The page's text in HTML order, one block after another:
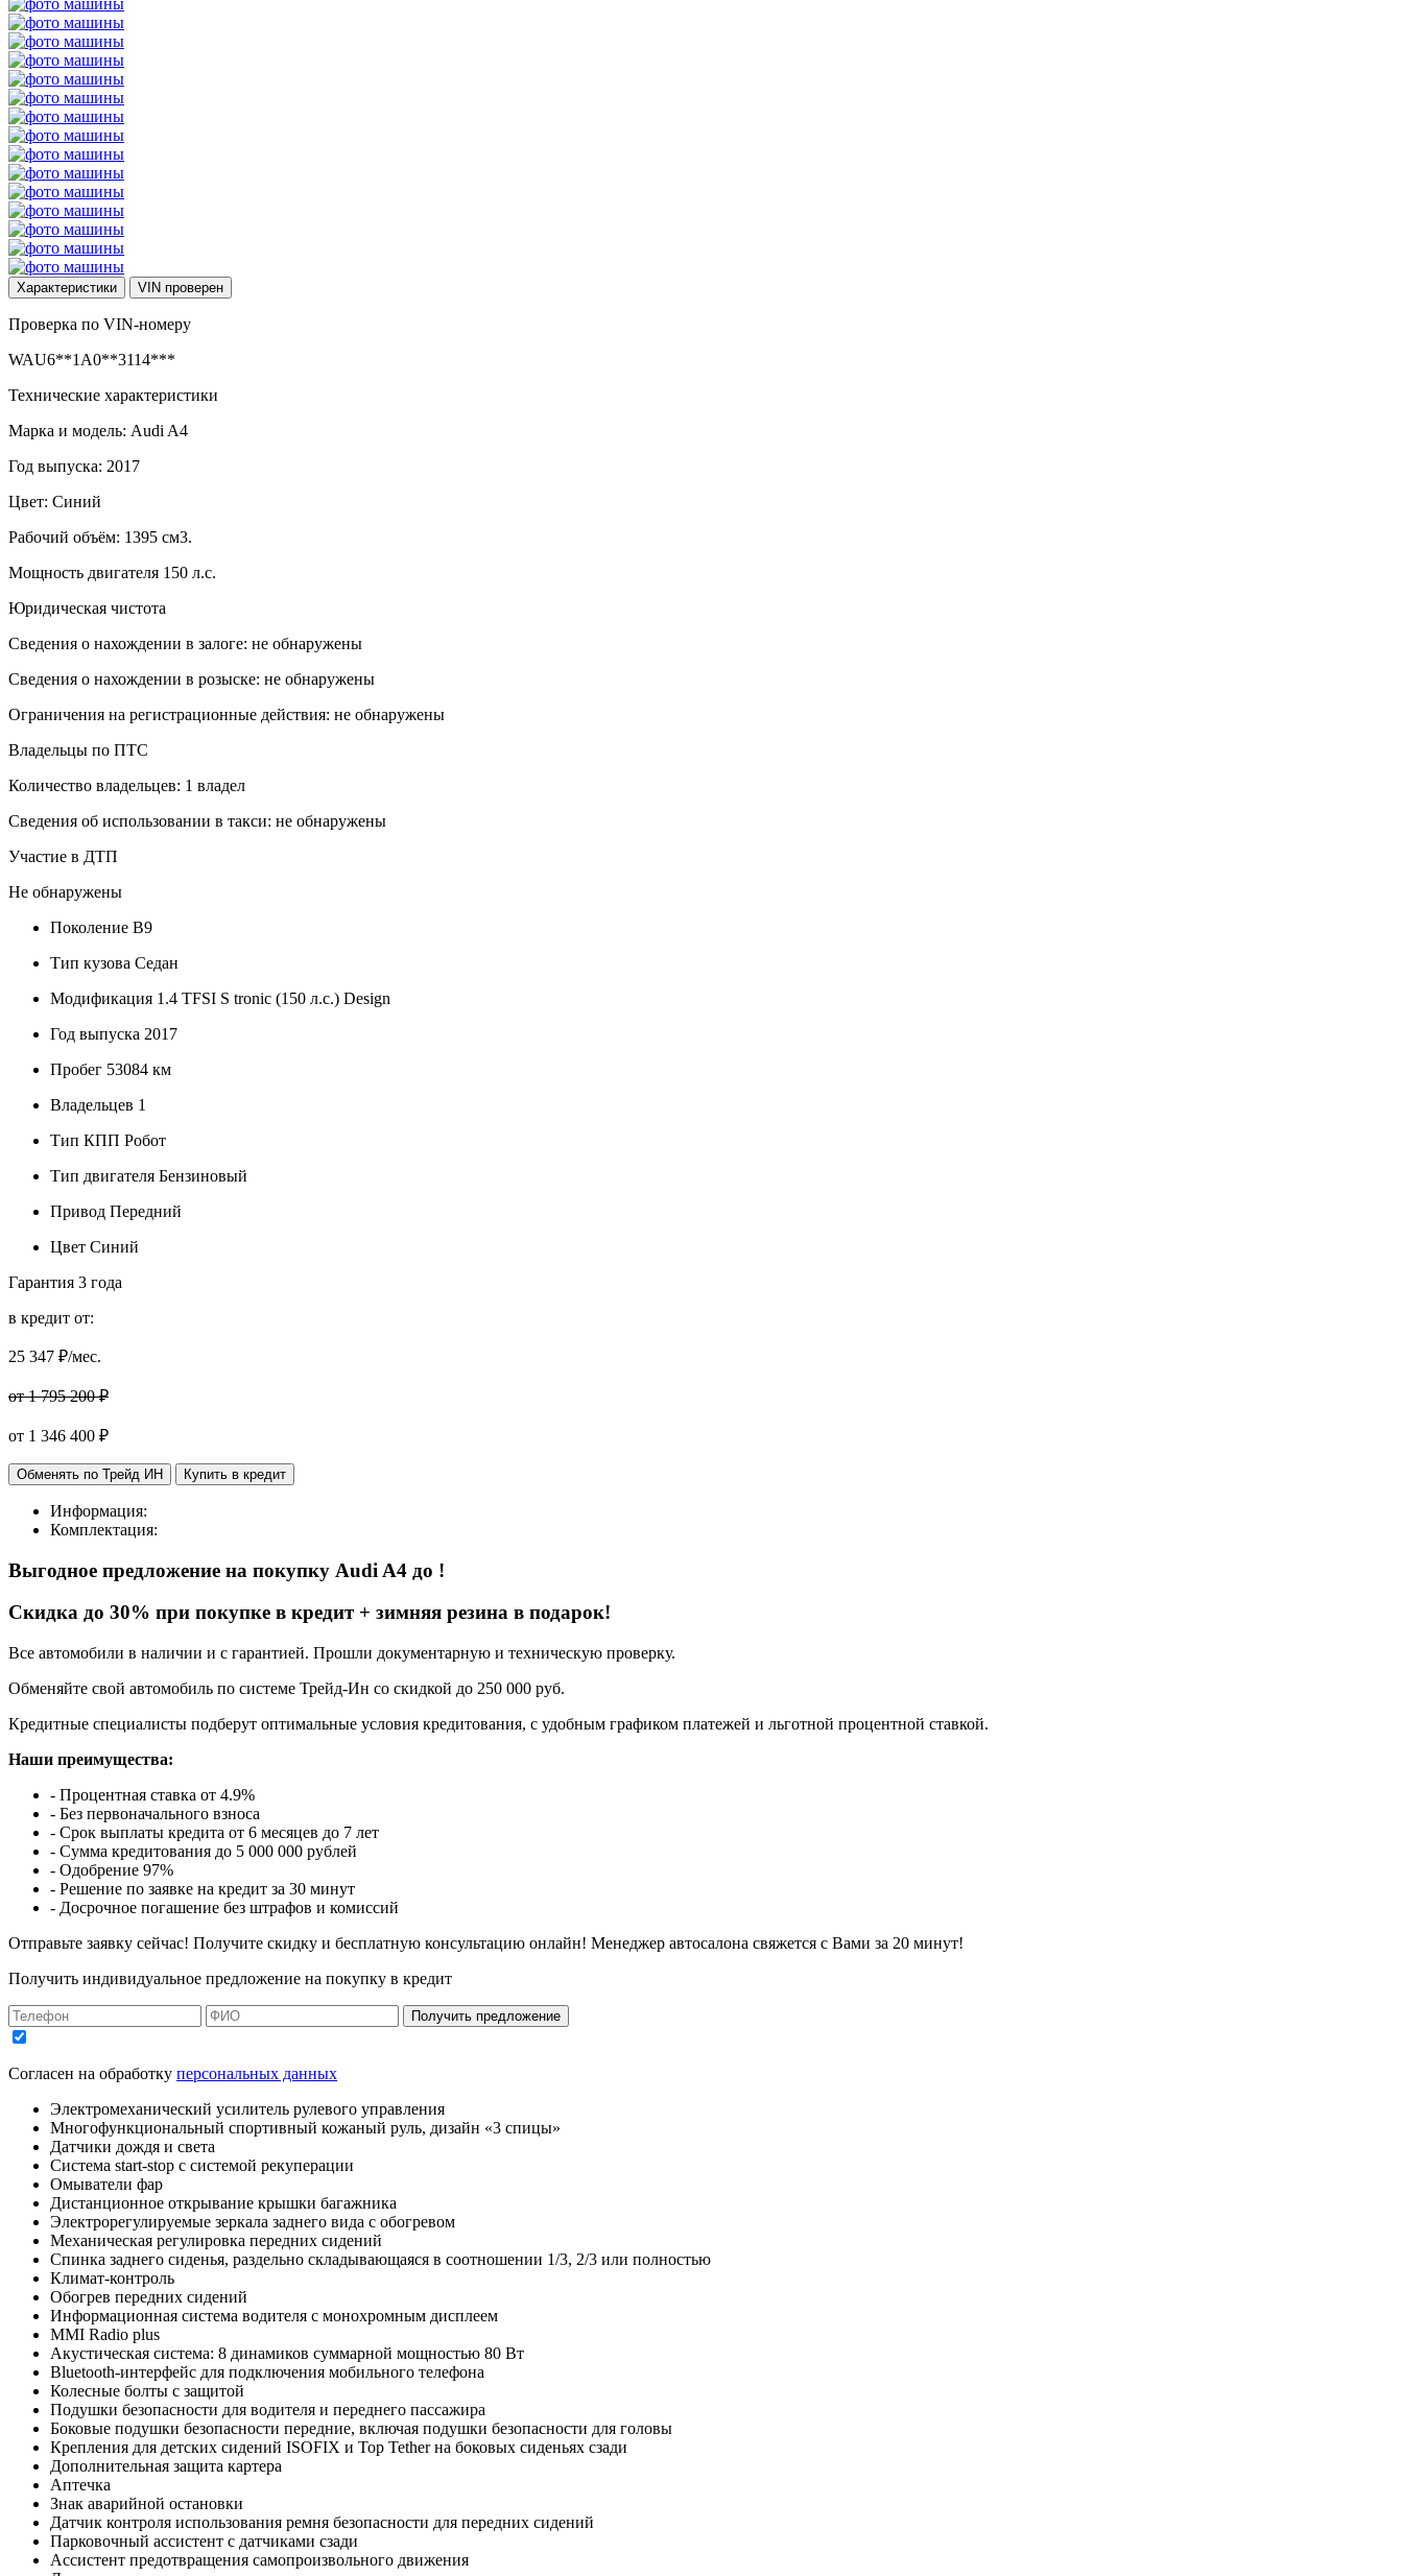
Характеристики VIN проверен
Проверка по VIN-номеру
WAU6**1A0**3114***
Технические характеристики
Марка и модель: Audi A4
Год выпуска: 2017
Цвет: Синий
Рабочий объём: 1395 см3.
Мощность двигателя 150 л.с.
Юридическая чистота
Сведения о нахождении в залоге: не обнаружены
Сведения о нахождении в розыске: не обнаружены
Ограничения на регистрационные действия: не обнаружены
Владельцы по ПТС
Количество владельцев: 1 владел
Сведения об использовании в такси: не обнаружены
Участие в ДТП
Не обнаружены
Поколение B9
Тип кузова Седан
Модификация 1.4 TFSI S tronic (150 л.с.) Design
Год выпуска 2017
Пробег 53084 км
Владельцев 1
Тип КПП Робот
Тип двигателя Бензиновый
Привод Передний
Цвет Синий
Гарантия 3 года
в кредит от:
25 347 ₽/мес.
от 1 795 200 ₽
от 1 346 400 ₽
Обменять по Трейд ИН Купить в кредит
Информация:
Комплектация:
Выгодное предложение на покупку Audi A4 до !
Cкидка до 30% при покупке в кредит + зимняя резина в подарок!
Все автомобили в наличии и с гарантией. Прошли документарную и техническую проверку.
Обменяйте свой автомобиль по системе Трейд-Ин со скидкой до 250 000 руб.
Кредитные специалисты подберут оптимальные условия кредитования, с удобным графиком платежей и льготной процентной ставкой.
Наши преимущества:
- Процентная ставка от 4.9%
- Без первоначального взноса
- Срок выплаты кредита от 6 месяцев до 7 лет
- Сумма кредитования до 5 000 000 рублей
- Одобрение 97%
- Решение по заявке на кредит за 30 минут
- Досрочное погашение без штрафов и комиссий
Отправьте заявку сейчас! Получите скидку и бесплатную консультацию онлайн! Менеджер автосалона свяжется с Вами за 20 минут!
Получить индивидуальное предложение на покупку в кредит
Получить предложение
Согласен на обработку персональных данных
Электромеханический усилитель рулевого управления
Многофункциональный спортивный кожаный руль, дизайн «3 спицы»
Датчики дождя и света
Система start-stop с системой рекуперации
Омыватели фар
Дистанционное открывание крышки багажника
Электрорегулируемые зеркала заднего вида с обогревом
Механическая регулировка передних сидений
Спинка заднего сиденья, раздельно складывающаяся в соотношении 1/3, 2/3 или полностью
Климат-контроль
Обогрев передних сидений
Информационная система водителя с монохромным дисплеем
MMI Radio plus
Акустическая система: 8 динамиков суммарной мощностью 80 Вт
Bluetooth-интерфейс для подключения мобильного телефона
Колесные болты с защитой
Подушки безопасности для водителя и переднего пассажира
Боковые подушки безопасности передние, включая подушки безопасности для головы
Крепления для детских сидений ISOFIX и Top Tether на боковых сиденьях сзади
Дополнительная защита картера
Аптечка
Знак аварийной остановки
Датчик контроля использования ремня безопасности для передних сидений
Парковочный ассистент с датчиками сзади
Ассистент предотвращения самопроизвольного движения